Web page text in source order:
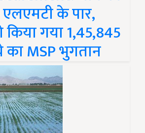
के पार,
किया गया 1,45,845
MSP भुगतान